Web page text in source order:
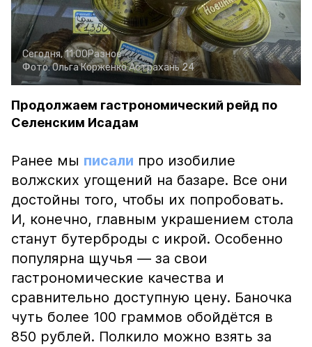
Сегодня, 11:00Разное
Фото:Ольга КорженкоАстрахань 24
Продолжаем гастрономический рейд по
Селенским Исадам
Ранее мы писали про изобилие
волжских угощений на базаре. Все они
достойны того, чтобы их попробовать.
И, конечно, главным украшением стола
станут бутерброды с икрой. Особенно
популярна щучья — за свои
гастрономические качества и
сравнительно доступную цену. Баночка
чуть более 100 граммов обойдётся в
850 рублей. Полкило можно взять за